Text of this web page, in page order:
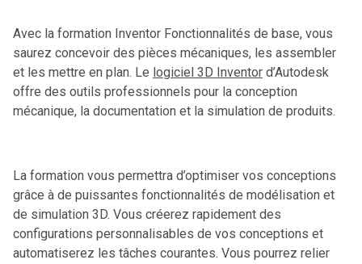
Avec la formation Inventor Fonctionnalités de base, vous
saurez concevoir des pièces mécaniques, les assembler
et les mettre en plan. Le logiciel 3D Inventor d’Autodesk
offre des outils professionnels pour la conception
mécanique, la documentation et la simulation de produits.
La formation vous permettra d’optimiser vos conceptions
grâce à de puissantes fonctionnalités de modélisation et
de simulation 3D. Vous créerez rapidement des
configurations personnalisables de vos conceptions et
automatiserez les tâches courantes. Vous pourrez relier